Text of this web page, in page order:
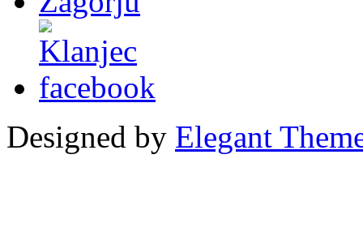
Designed by Elegant